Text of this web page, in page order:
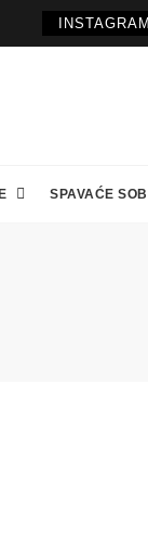
SPAVAĆE